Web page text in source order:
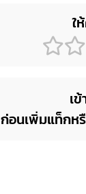
ใ
เ
ก่อนเพิ่มแท็กห